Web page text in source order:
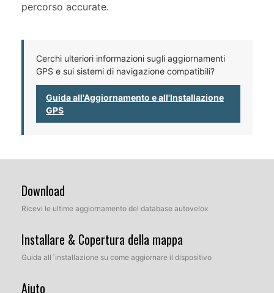
percorso accurate.
Cerchi ulteriori informazioni sugli aggiornamenti
GPS e sui sistemi di navigazione compatibili?
Guida all'Aggiornamento e all'Installazione
GPS
Download
Ricevi le ultime aggiornamento del database autovelox
Installare & Copertura della mappa
Guida all´installazione su come aggiornare il dispositivo
Aiuto